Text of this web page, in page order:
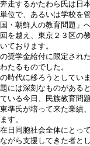
走するかたわら氏は日
位で、あるいは学校を
・朝鮮人の教育問題」
を越え、東京２３区の
ております。
奨学金給付に限定され
たるものでした。
代に移ろうとしてい
には深刻なものがある
いる今日、民族教育問
準氏が培って来た業績
す。
日同胞社会全体にとっ
がら支援してきた者と